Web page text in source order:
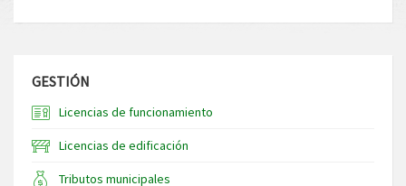
GESTIÓN
Licencias de funcionamiento
Licencias de edificación
Tributos municipales